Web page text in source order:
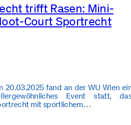
trifft Rasen: Mini-
Court Sportrecht
20.03.2025 fand an der WU Wien
Event statt,
mit sportlichem…